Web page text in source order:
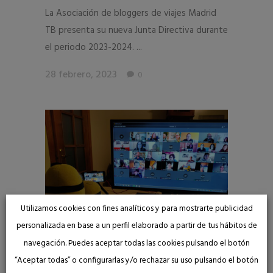
La Asociación de bloggers de viajes Madrid
TB presenta su nueva Junta Directiva durante
el periodo 2023-2024. ...
28 febrero, 2023 0
Utilizamos cookies con fines analíticos y para mostrarte publicidad
personalizada en base a un perfil elaborado a partir de tus hábitos de
navegación. Puedes aceptar todas las cookies pulsando el botón
“Aceptar todas” o configurarlas y/o rechazar su uso pulsando el botón